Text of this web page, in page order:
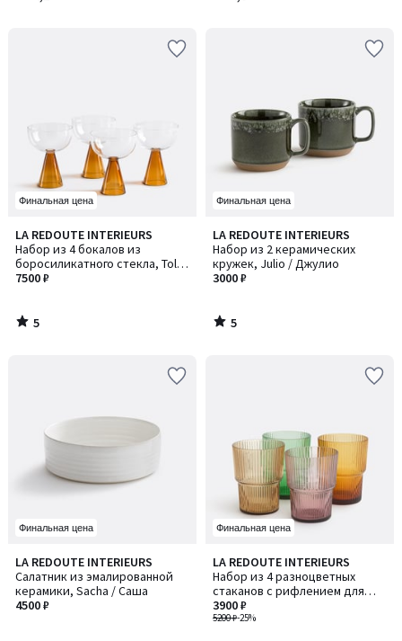
Финальная цена
LA REDOUTE INTERIEURS
Набор из 4 бокалов из
боросиликатного стекла, Tolla
/ Толла
7500 ₽
5
/
5
5
/
Финальная цена
LA REDOUTE INTERIEURS
Набор из 2 керамических
кружек, Julio / Джулио
3000 ₽
5
/
5
5
/
Финальная цена
LA REDOUTE INTERIEURS
Салатник из эмалированной
керамики, Sacha / Саша
4500 ₽
5
/
5
Финальная цена
LA REDOUTE INTERIEURS
Набор из 4 разноцветных
стаканов с рифлением для
воды, ASTRI / АСТРИ
5200 ₽-25%
3900 ₽
1,5
/ 5